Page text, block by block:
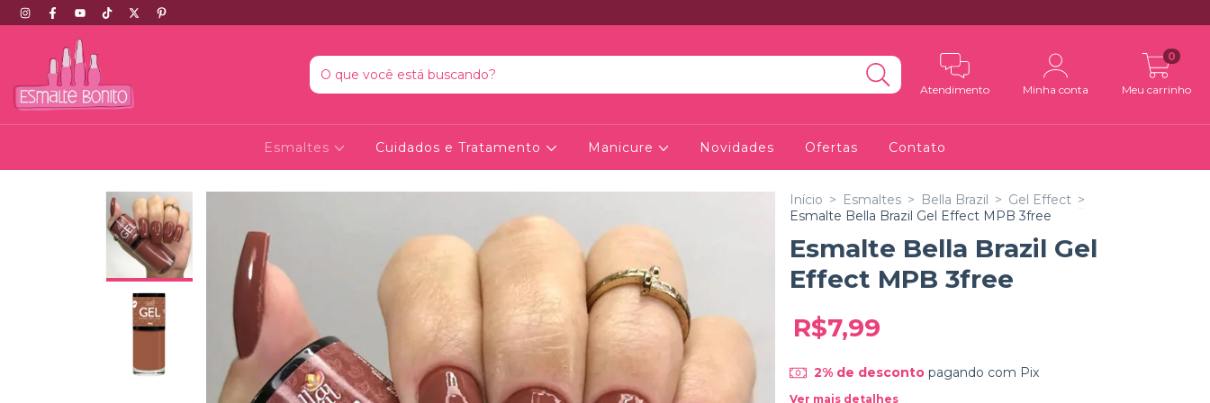
Atendimento Minha conta Meu carrinho
0
Esmaltes Cuidados e Tratamento Manicure Novidades Ofertas Contato
Início > Esmaltes > Bella Brazil > Gel Effect >
Esmalte Bella Brazil Gel Effect MPB 3free
Esmalte Bella Brazil Gel
Effect MPB 3free
R$7,99
2% de descontopagando com Pix
Ver mais detalhes